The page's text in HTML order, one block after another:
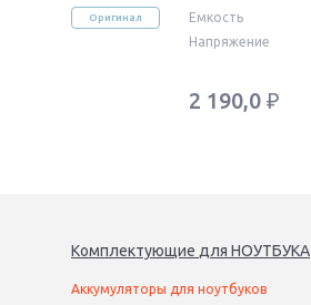
Оригинал Емкость
Напряжение
2 190,0 ₽
Комплектующие для НОУТБУКА
Аккумуляторы для ноутбуков